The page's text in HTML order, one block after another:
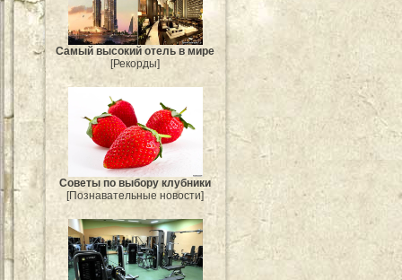
Самый высокий отель в мире
[Рекорды]
Советы по выбору клубники
[Познавательные новости]